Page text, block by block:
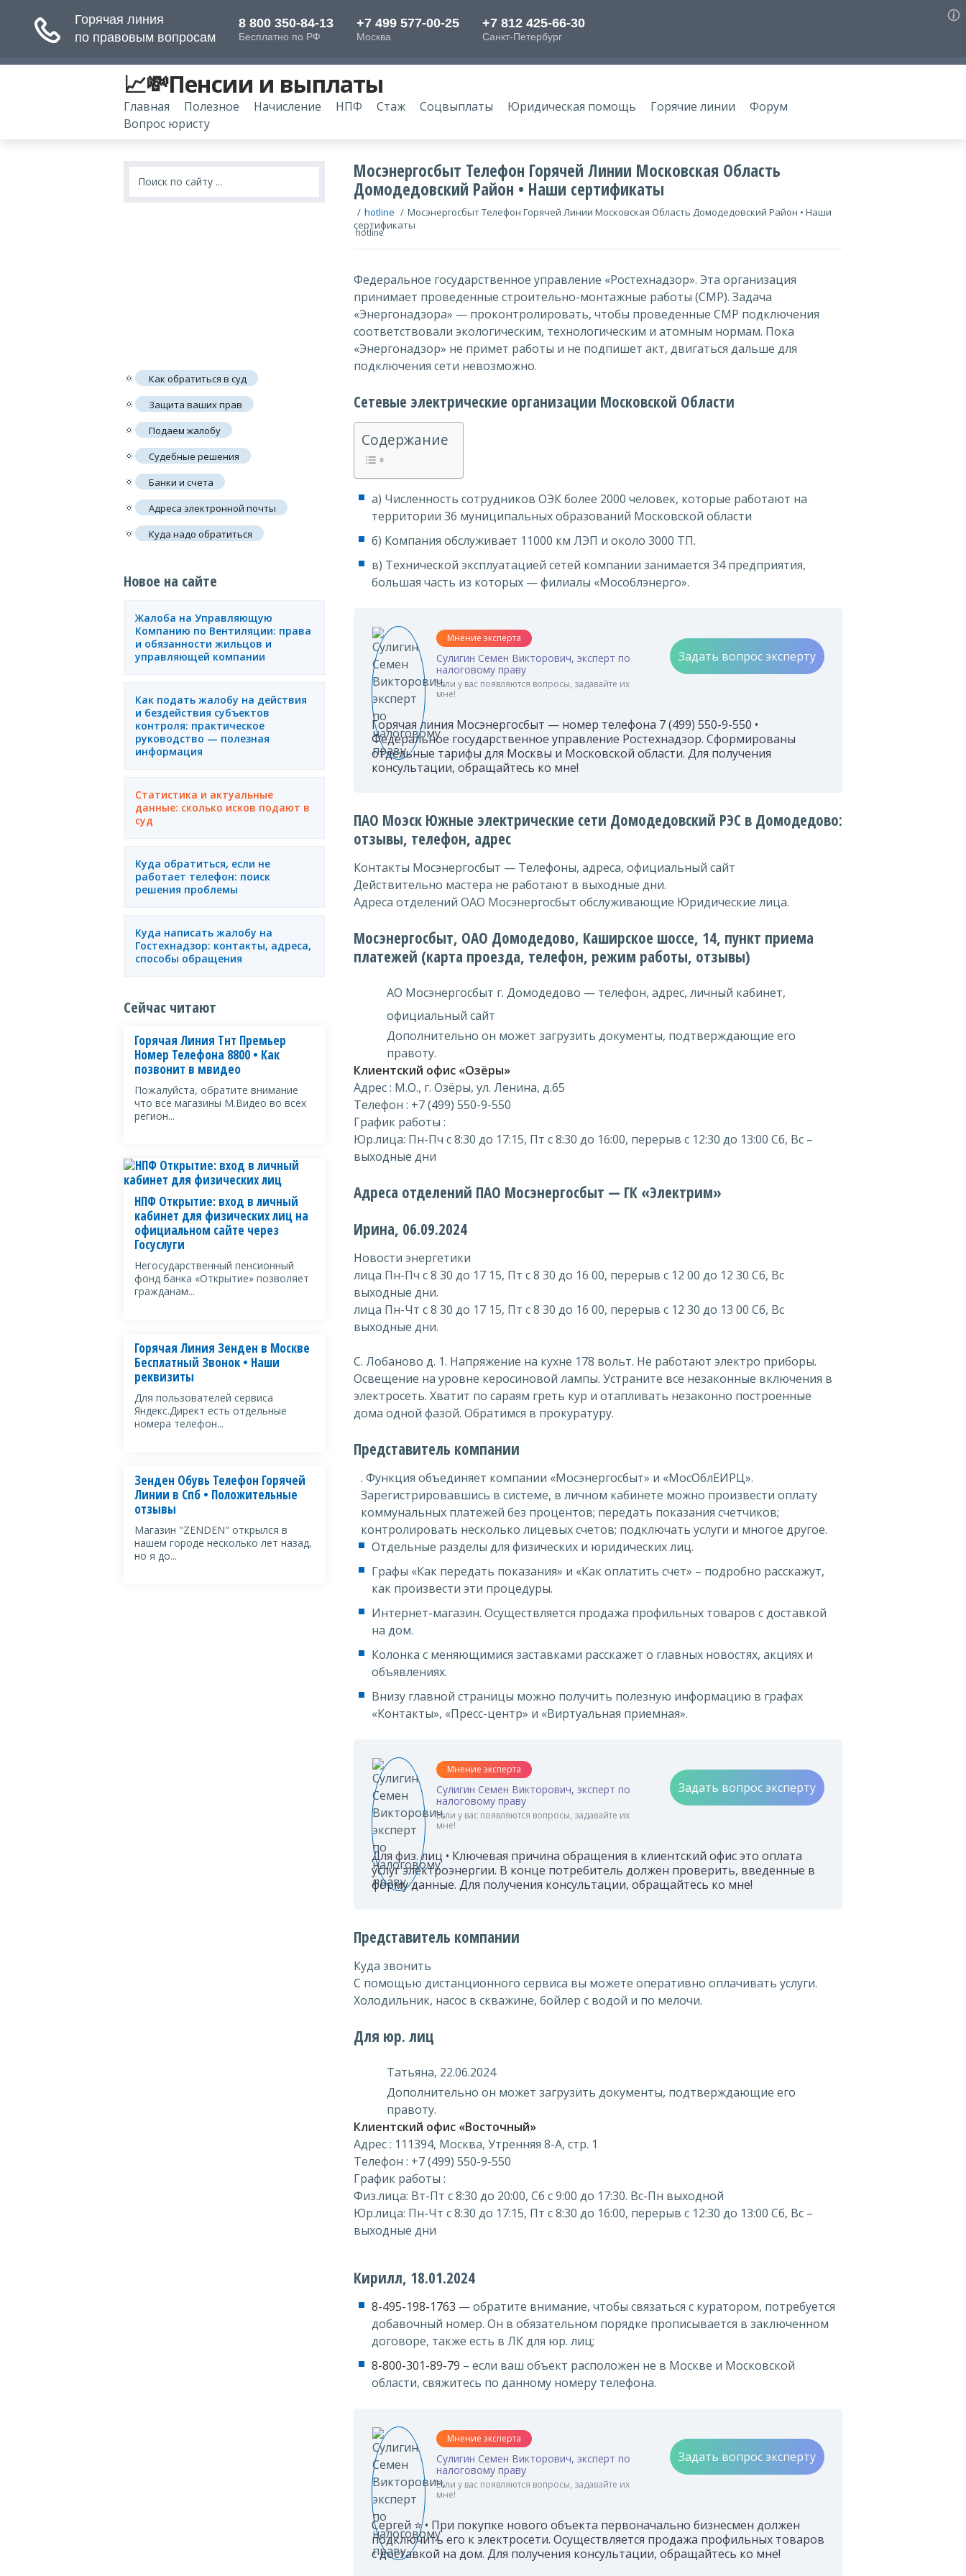
📈💸Пенсии и выплаты
Главная Полезное Начисление НПФ Стаж Соцвыплаты Юридическая помощь Горячие линии
Форум
Вопрос юристу
Мосэнергосбыт Телефон Горячей Линии Московская Область
Домодедовский Район • Наши сертификаты
/ hotline / Мосэнергосбыт Телефон Горячей Линии Московская Область Домодедовский Район • Наши
сертификаты
hotline
Федеральное государственное управление «Ростехнадзор». Эта организация
принимает проведенные строительно-монтажные работы (СМР). Задача
«Энергонадзора» — проконтролировать, чтобы проведенные СМР подключения
соответствовали экологическим, технологическим и атомным нормам. Пока
«Энергонадзор» не примет работы и не подпишет акт, двигаться дальше для
подключения сети невозможно.
Сетевые электрические организации Московской Области
Содержание
а) Численность сотрудников ОЭК более 2000 человек, которые работают на
территории 36 муниципальных образований Московской области
б) Компания обслуживает 11000 км ЛЭП и около 3000 ТП.
в) Технической эксплуатацией сетей компании занимается 34 предприятия,
большая часть из которых — филиалы «Мособлэнерго».
Мнение эксперта
Сулигин Семен Викторович, эксперт по
налоговому праву
Если у вас появляются вопросы, задавайте их
мне!
Задать вопрос эксперту
Горячая линия Мосэнергосбыт — номер телефона 7 (499) 550-9-550 •
Федеральное государственное управление Ростехнадзор. Сформированы
отдельные тарифы для Москвы и Московской области. Для получения
консультации, обращайтесь ко мне!
ПАО Моэск Южные электрические сети Домодедовский РЭС в Домодедово:
отзывы, телефон, адрес
Контакты Мосэнергосбыт — Телефоны, адреса, официальный сайт
Действительно мастера не работают в выходные дни.
Адреса отделений ОАО Мосэнергосбыт обслуживающие Юридические лица.
Мосэнергосбыт, ОАО Домодедово, Каширское шоссе, 14, пункт приема
платежей (карта проезда, телефон, режим работы, отзывы)
АО Мосэнергосбыт г. Домодедово — телефон, адрес, личный кабинет,
официальный сайт
Дополнительно он может загрузить документы, подтверждающие его
правоту.
Клиентский офис «Озёры»
Адрес : М.О., г. Озёры, ул. Ленина, д.65
Телефон : +7 (499) 550-9-550
График работы :
Юр.лица: Пн-Пч с 8:30 до 17:15, Пт с 8:30 до 16:00, перерыв с 12:30 до 13:00 Сб, Вс –
выходные дни
Адреса отделений ПАО Мосэнергосбыт — ГК «Электрим»
Ирина, 06.09.2024
Новости энергетики
лица Пн-Пч с 8 30 до 17 15, Пт с 8 30 до 16 00, перерыв с 12 00 до 12 30 Сб, Вс
выходные дни.
лица Пн-Чт с 8 30 до 17 15, Пт с 8 30 до 16 00, перерыв с 12 30 до 13 00 Сб, Вс
выходные дни.
С. Лобаново д. 1. Напряжение на кухне 178 вольт. Не работают электро приборы.
Освещение на уровне керосиновой лампы. Устраните все незаконные включения в
электросеть. Хватит по сараям греть кур и отапливать незаконно построенные
дома одной фазой. Обратимся в прокуратуру.
Представитель компании
. Функция объединяет компании «Мосэнергосбыт» и «МосОблЕИРЦ».
Зарегистрировавшись в системе, в личном кабинете можно произвести оплату
коммунальных платежей без процентов; передать показания счетчиков;
контролировать несколько лицевых счетов; подключать услуги и многое другое.
Отдельные разделы для физических и юридических лиц.
Графы «Как передать показания» и «Как оплатить счет» – подробно расскажут,
как произвести эти процедуры.
Интернет-магазин. Осуществляется продажа профильных товаров с доставкой
на дом.
Колонка с меняющимися заставками расскажет о главных новостях, акциях и
объявлениях.
Внизу главной страницы можно получить полезную информацию в графах
«Контакты», «Пресс-центр» и «Виртуальная приемная».
Мнение эксперта
Сулигин Семен Викторович, эксперт по
налоговому праву
Если у вас появляются вопросы, задавайте их
мне!
Задать вопрос эксперту
Для физ. лиц • Ключевая причина обращения в клиентский офис это оплата
услуг электроэнергии. В конце потребитель должен проверить, введенные в
форму данные. Для получения консультации, обращайтесь ко мне!
Представитель компании
Куда звонить
С помощью дистанционного сервиса вы можете оперативно оплачивать услуги.
Холодильник, насос в скважине, бойлер с водой и по мелочи.
Для юр. лиц
Татьяна, 22.06.2024
Дополнительно он может загрузить документы, подтверждающие его
правоту.
Клиентский офис «Восточный»
Адрес : 111394, Москва, Утренняя 8-А, стр. 1
Телефон : +7 (499) 550-9-550
График работы :
Физ.лица: Вт-Пт с 8:30 до 20:00, Сб с 9:00 до 17:30. Вс-Пн выходной
Юр.лица: Пн-Чт с 8:30 до 17:15, Пт с 8:30 до 16:00, перерыв с 12:30 до 13:00 Сб, Вс –
выходные дни
Кирилл, 18.01.2024
8-495-198-1763 — обратите внимание, чтобы связаться с куратором, потребуется
добавочный номер. Он в обязательном порядке прописывается в заключенном
договоре, также есть в ЛК для юр. лиц;
8-800-301-89-79 – если ваш объект расположен не в Москве и Московской
области, свяжитесь по данному номеру телефона.
Мнение эксперта
Сулигин Семен Викторович, эксперт по
налоговому праву
Если у вас появляются вопросы, задавайте их
мне!
Задать вопрос эксперту
Сергей ⭐ • При покупке нового объекта первоначально бизнесмен должен
подключить его к электросети. Осуществляется продажа профильных товаров
с доставкой на дом. Для получения консультации, обращайтесь ко мне!
🔅 Как обратиться в суд
🔅 Защита ваших прав
🔅 Подаем жалобу
🔅 Судебные решения
🔅 Банки и счета
🔅 Адреса электронной почты
🔅 Куда надо обратиться
Новое на сайте
Жалоба на Управляющую
Компанию по Вентиляции: права
и обязанности жильцов и
управляющей компании
Как подать жалобу на действия
и бездействия субъектов
контроля: практическое
руководство — полезная
информация
Статистика и актуальные
данные: сколько исков подают в
суд
Куда обратиться, если не
работает телефон: поиск
решения проблемы
Куда написать жалобу на
Гостехнадзор: контакты, адреса,
способы обращения
Сейчас читают
Горячая Линия Тнт Премьер
Номер Телефона 8800 • Как
позвонит в мвидео
Пожалуйста, обратите внимание
что все магазины М.Видео во всех
регион...
НПФ Открытие: вход в личный
кабинет для физических лиц на
официальном сайте через
Госуслуги
Негосударственный пенсионный
фонд банка «Открытие» позволяет
гражданам...
Горячая Линия Зенден в Москве
Бесплатный Звонок • Наши
реквизиты
Для пользователей сервиса
Яндекс.Директ есть отдельные
номера телефон...
Зенден Обувь Телефон Горячей
Линии в Спб • Положительные
отзывы
Магазин "ZENDEN" открылся в
нашем городе несколько лет назад,
но я до...